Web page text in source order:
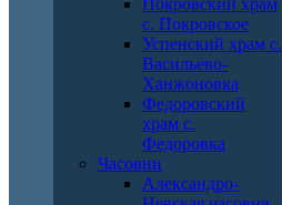
с. Покровское
Успенский храм с.
Васильево-
Ханжоновка
Федоровский
храм с.
Федоровка
Часовни
Александро-